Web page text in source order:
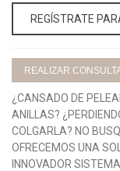
REGÍSTRATE
REALIZAR
¿CANSADO DE
ANILLAS?
COLGARLA? NO
OFRECEMOS UNA
INNOVADOR